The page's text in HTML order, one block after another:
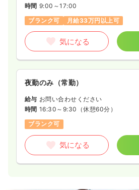
時間 9:00～17:00
ブランク可
月給33万円以上可
気になる
夜勤のみ（常勤）
給与 お問い合わせください
時間 16:30～9:30 （休憩60分）
ブランク可
気になる